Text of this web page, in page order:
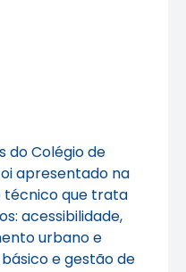
do Colégio de
apresentado na
técnico que trata
acessibilidade,
urbano e
e gestão de